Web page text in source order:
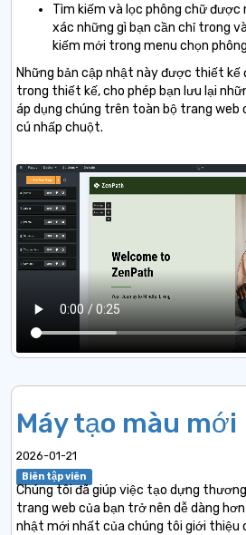
Tìm kiếm và lọc phông chữ được
xác những gì bạn cần chỉ trong
kiếm mới trong menu chọn
Những bản cập nhật này được thiết kế
trong thiết kế, cho phép bạn lưu lại
áp dụng chúng trên toàn bộ trang web
cú nhấp chuột.
Máy tạo màu mới
2026-01-21
Biên tập viên
Chúng tôi đã giúp việc tạo dựng
trang web của bạn trở nên dễ dàng
nhật mới nhất của chúng tôi giới